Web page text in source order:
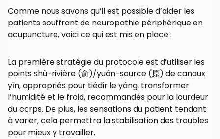
Comme nous savons qu’il est possible d’aider les
patients souffrant de neuropathie périphérique en
acupuncture, voici ce qui est mis en place :
La première stratégie du protocole est d’utiliser les
points shù-rivière (俞)/yuán-source (原) de canaux
yīn, appropriés pour tiédir le yáng, transformer
l’humidité et le froid, recommandés pour la lourdeur
du corps. De plus, les sensations du patient tendant
à varier, cela permettra la stabilisation des troubles
pour mieux y travailler.